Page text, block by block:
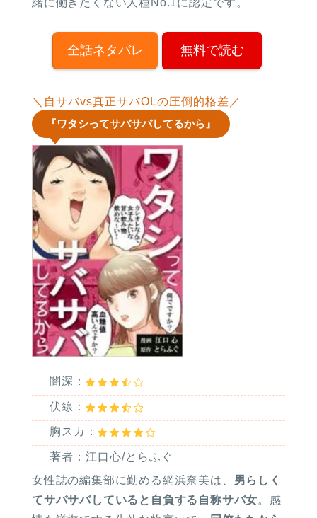
全話ネタバレ 無料で読む
＼自サバvs真正サバOLの圧倒的格差／
『ワタシってサバサバしてるから』
闇深：
伏線：
胸スカ：
著者：江口心/とらふぐ
女性誌の編集部に勤める網浜奈美は、 男らしく
てサバサバしていると自負する自称サバ女。感